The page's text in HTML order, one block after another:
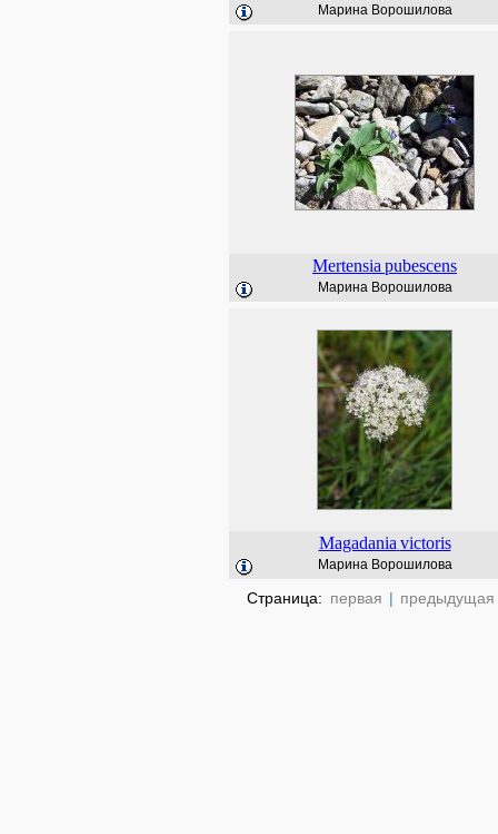
Марина Ворошилова
Mertensia pubescens
Марина Ворошилова
Magadania victoris
Марина Ворошилова
Страница: первая | предыдущая